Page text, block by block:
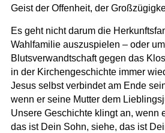
Geist der Offenheit, der
Es geht nicht darum die
Wahlfamilie auszuspielen – oder
Blutsverwandtschaft gegen das
in der Kirchengeschichte immer
Jesus selbst verbindet am Ende
wenn er seine Mutter dem
Unsere Geschichte klingt an, wenn
das ist Dein Sohn, siehe, das ist